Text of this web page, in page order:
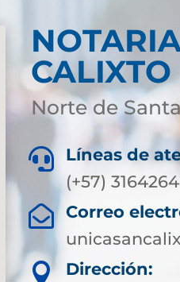
CALIXTO
Norte de

Líneas de
(+57)

Correo
 Dirección: